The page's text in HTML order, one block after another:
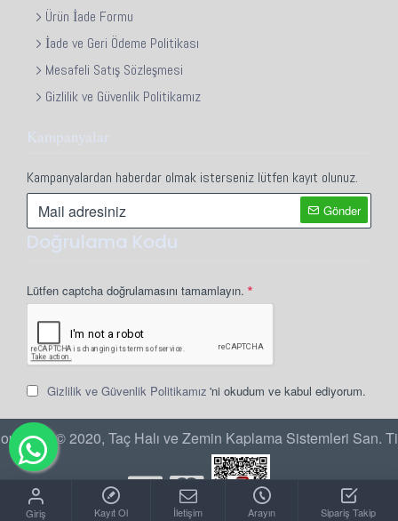
Ürün İade Formu
İade ve Geri Ödeme Politikası
Mesafeli Satış Sözleşmesi
Gizlilik ve Güvenlik Politikamız
Kampanyalar
Kampanyalardan haberdar olmak isterseniz lütfen kayıt olunuz.
Gönder
Doğrulama Kodu
Lütfen captcha doğrulamasını tamamlayın.
Gizlilik ve Güvenlik Politikamız 'ni okudum ve kabul ediyorum.
© 2020, Taç Halı ve Zemin Kaplama Sistemleri San.
Giriş Kayıt Ol İletişim Arayın Sipariş Takip